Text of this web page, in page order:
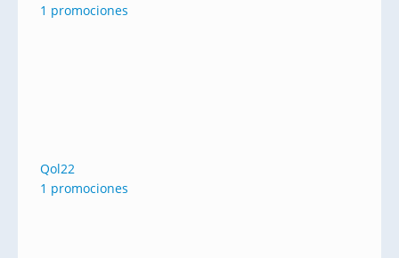
1 promociones
Qol22
1 promociones